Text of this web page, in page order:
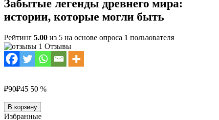
Забытые легенды древнего мира:
истории, которые могли быть
Рейтинг 5.00 из 5 на основе опроса 1 пользователя
1 Отзывы
₽90₽45 50 %
Количество
товара
В корзину
Избранные